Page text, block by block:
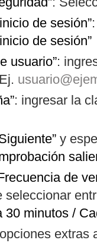
de sesión”
de sesión”
usuario”:
: ingresar la
y
de
seleccionar
30 minutos /
extras